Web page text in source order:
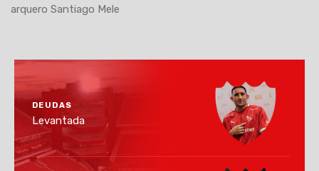
arquero Santiago Mele
DEUDAS
Levantada